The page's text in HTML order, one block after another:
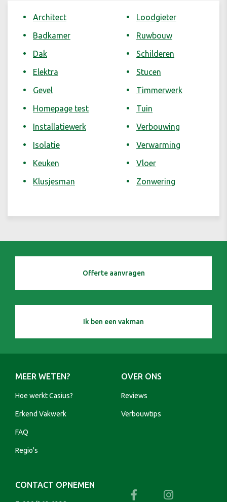
Architect
Badkamer
Dak
Elektra
Gevel
Homepage test
Installatiewerk
Isolatie
Keuken
Klusjesman
Loodgieter
Ruwbouw
Schilderen
Stucen
Timmerwerk
Tuin
Verbouwing
Verwarming
Vloer
Zonwering
Offerte aanvragen
Ik ben een vakman
MEER WETEN?
Hoe werkt Casius?
Erkend Vakwerk
FAQ
Regio's
OVER ONS
Reviews
Verbouwtips
CONTACT OPNEMEN